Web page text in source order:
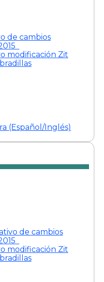
de cambios
modificación Zit
(Español/Inglés)
de cambios
modificación Zit